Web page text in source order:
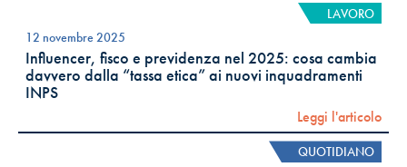
LAVORO
12 novembre 2025
Influencer, fisco e previdenza nel 2025: cosa cambia
davvero dalla “tassa etica” ai nuovi inquadramenti
INPS
Leggi l'articolo
QUOTIDIANO